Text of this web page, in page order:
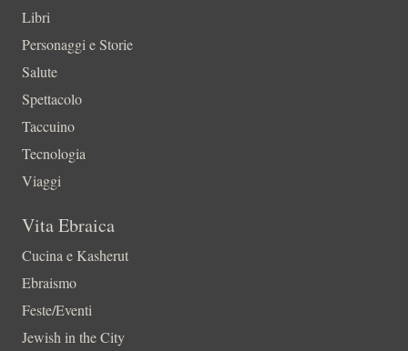
Libri
Personaggi e Storie
Salute
Spettacolo
Taccuino
Tecnologia
Viaggi
Vita Ebraica
Cucina e Kasherut
Ebraismo
Feste/Eventi
Jewish in the City